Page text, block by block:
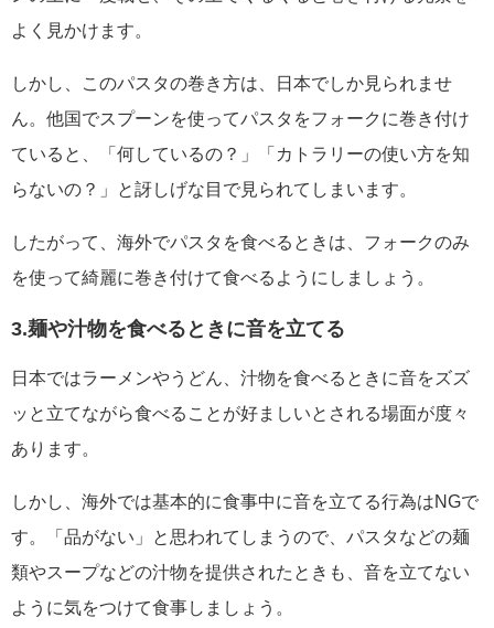
よく見かけます。
しかし、このパスタの巻き方は、日本でしか見られませ
ん。他国でスプーンを使ってパスタをフォークに巻き付け
ていると、「何しているの？」「カトラリーの使い方を知
らないの？」と訝しげな目で見られてしまいます。
したがって、海外でパスタを食べるときは、フォークのみ
を使って綺麗に巻き付けて食べるようにしましょう。
3.麺や汁物を食べるときに音を立てる
日本ではラーメンやうどん、汁物を食べるときに音をズズ
ッと立てながら食べることが好ましいとされる場面が度々
あります。
しかし、海外では基本的に食事中に音を立てる行為はNGで
す。「品がない」と思われてしまうので、パスタなどの麺
類やスープなどの汁物を提供されたときも、音を立てない
ように気をつけて食事しましょう。